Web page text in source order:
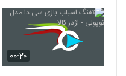
۰۰:۲۰